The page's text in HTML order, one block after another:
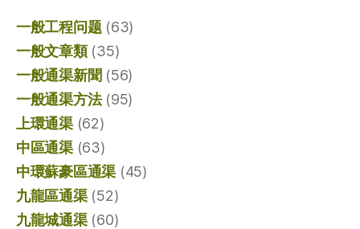
一般工程问题(63)
一般文章類(35)
一般通渠新聞 (56)
一般通渠方法(95)
上環通渠(62)
中區通渠(63)
中環蘇豪區通渠 (45)
九龍區通渠(52)
九龍城通渠(60)